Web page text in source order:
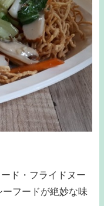
ド・フライドヌー
ーフードが絶妙な味